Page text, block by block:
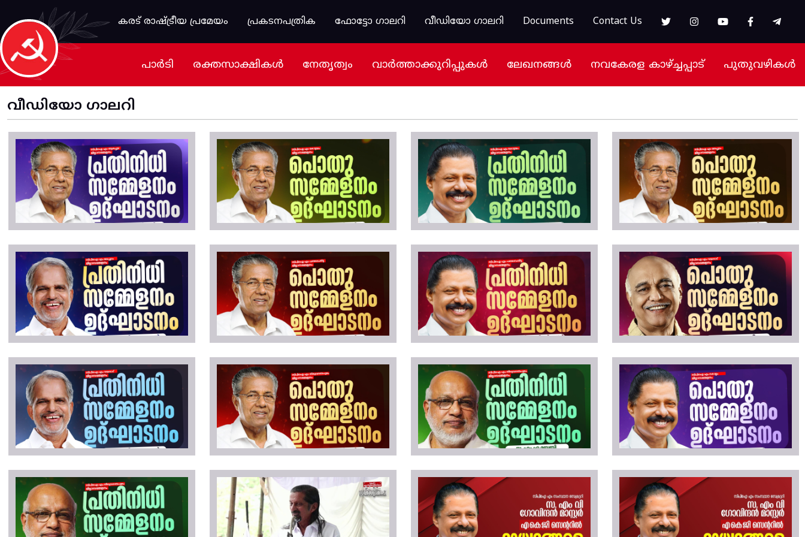
Skip to main content
കരട് രാഷ്ട്രീയ പ്രമേയം
പ്രകടനപത്രിക ഫോട്ടോ ഗാലറി വീഡിയോ ഗാലറി Documents Contact Us
പാർടി രക്തസാക്ഷികൾ നേതൃത്വം വാർത്താക്കുറിപ്പുകൾ ലേഖനങ്ങൾ നവകേരള കാഴ്ച്ചപ്പാട് പുതുവഴികൾ
വീഡിയോ ഗാലറി